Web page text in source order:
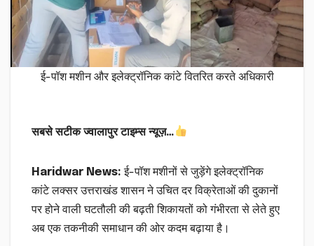
ई-पॉश मशीन और इलेक्ट्रॉनिक कांटे वितरित करते अधिकारी
सबसे सटीक ज्वालापुर टाइम्स न्यूज़…
Haridwar News:ई-पॉश मशीनों से जुड़ेंगे इलेक्ट्रॉनिक
कांटे लक्सर उत्तराखंड शासन ने उचित दर विक्रेताओं की दुकानों
पर होने वाली घटतौली की बढ़ती शिकायतों को गंभीरता से लेते हुए
अब एक तकनीकी समाधान की ओर कदम बढ़ाया है।